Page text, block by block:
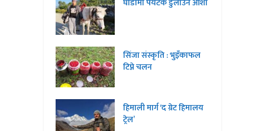
सिंजा संस्कृति : भुइँकाफल
टिप्ने चलन
हिमाली मार्ग ‘द ग्रेट हिमालय
ट्रेल’